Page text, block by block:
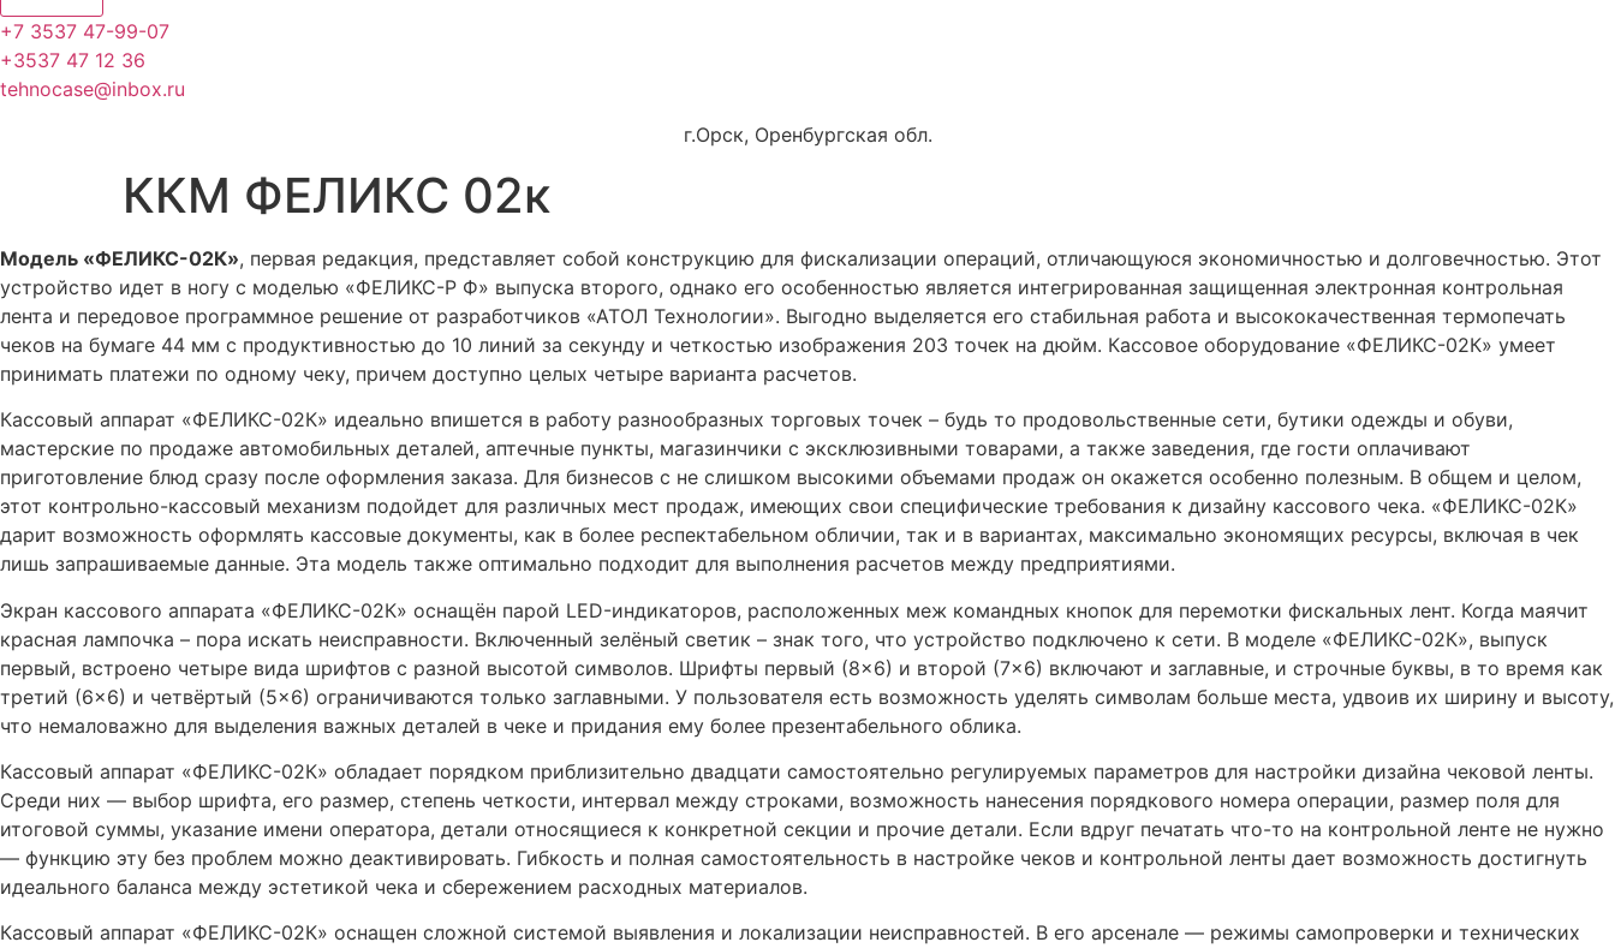
+7 3537 47-99-07
+3537 47 12 36
tehnocase@inbox.ru
г.Орск, Оренбургская обл.
ККМ ФЕЛИКС 02к
Модель «ФЕЛИКС-02К», первая редакция, представляет собой конструкцию для фискализации операций, отличающуюся экономичностью и долговечностью. Этот
устройство идет в ногу с моделью «ФЕЛИКС-Р Ф» выпуска второго, однако его особенностью является интегрированная защищенная электронная контрольная
лента и передовое программное решение от разработчиков «АТОЛ Технологии». Выгодно выделяется его стабильная работа и высококачественная термопечать
чеков на бумаге 44 мм с продуктивностью до 10 линий за секунду и четкостью изображения 203 точек на дюйм. Кассовое оборудование «ФЕЛИКС-02К» умеет
принимать платежи по одному чеку, причем доступно целых четыре варианта расчетов.
Кассовый аппарат «ФЕЛИКС-02К» идеально впишется в работу разнообразных торговых точек – будь то продовольственные сети, бутики одежды и обуви,
мастерские по продаже автомобильных деталей, аптечные пункты, магазинчики с эксклюзивными товарами, а также заведения, где гости оплачивают
приготовление блюд сразу после оформления заказа. Для бизнесов с не слишком высокими объемами продаж он окажется особенно полезным. В общем и целом,
этот контрольно-кассовый механизм подойдет для различных мест продаж, имеющих свои специфические требования к дизайну кассового чека. «ФЕЛИКС-02К»
дарит возможность оформлять кассовые документы, как в более респектабельном обличии, так и в вариантах, максимально экономящих ресурсы, включая в чек
лишь запрашиваемые данные. Эта модель также оптимально подходит для выполнения расчетов между предприятиями.
Экран кассового аппарата «ФЕЛИКС-02К» оснащён парой LED-индикаторов, расположенных меж командных кнопок для перемотки фискальных лент. Когда маячит
красная лампочка – пора искать неисправности. Включенный зелёный светик – знак того, что устройство подключено к сети. В моделе «ФЕЛИКС-02К», выпуск
первый, встроено четыре вида шрифтов с разной высотой символов. Шрифты первый (8×6) и второй (7×6) включают и заглавные, и строчные буквы, в то время как
третий (6×6) и четвёртый (5×6) ограничиваются только заглавными. У пользователя есть возможность уделять символам больше места, удвоив их ширину и высоту,
что немаловажно для выделения важных деталей в чеке и придания ему более презентабельного облика.
Кассовый аппарат «ФЕЛИКС-02К» обладает порядком приблизительно двадцати самостоятельно регулируемых параметров для настройки дизайна чековой ленты.
Среди них — выбор шрифта, его размер, степень четкости, интервал между строками, возможность нанесения порядкового номера операции, размер поля для
итоговой суммы, указание имени оператора, детали относящиеся к конкретной секции и прочие детали. Если вдруг печатать что-то на контрольной ленте не нужно
— функцию эту без проблем можно деактивировать. Гибкость и полная самостоятельность в настройке чеков и контрольной ленты дает возможность достигнуть
идеального баланса между эстетикой чека и сбережением расходных материалов.
Кассовый аппарат «ФЕЛИКС-02К» оснащен сложной системой выявления и локализации неисправностей. В его арсенале — режимы самопроверки и технических